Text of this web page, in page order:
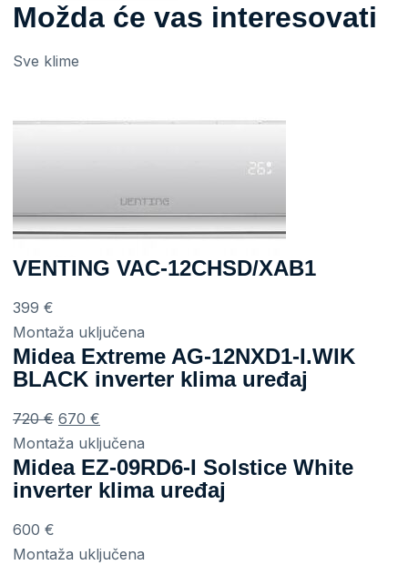
Možda će vas interesovati
Sve klime
VENTING VAC-12CHSD/XAB1
399 €
Montaža uključena
Midea Extreme AG-12NXD1-I.WIK
BLACK inverter klima uređaj
720€ Original
price
was:
720 €.
670 €
price
is:
670 €.
Montaža uključena
Midea EZ-09RD6-I Solstice White
inverter klima uređaj
600 €
Montaža uključena